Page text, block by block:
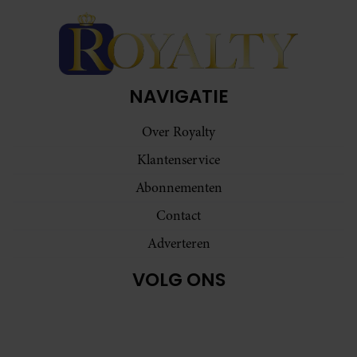
NAVIGATIE
Over Royalty
Klantenservice
Abonnementen
Contact
Adverteren
VOLG ONS